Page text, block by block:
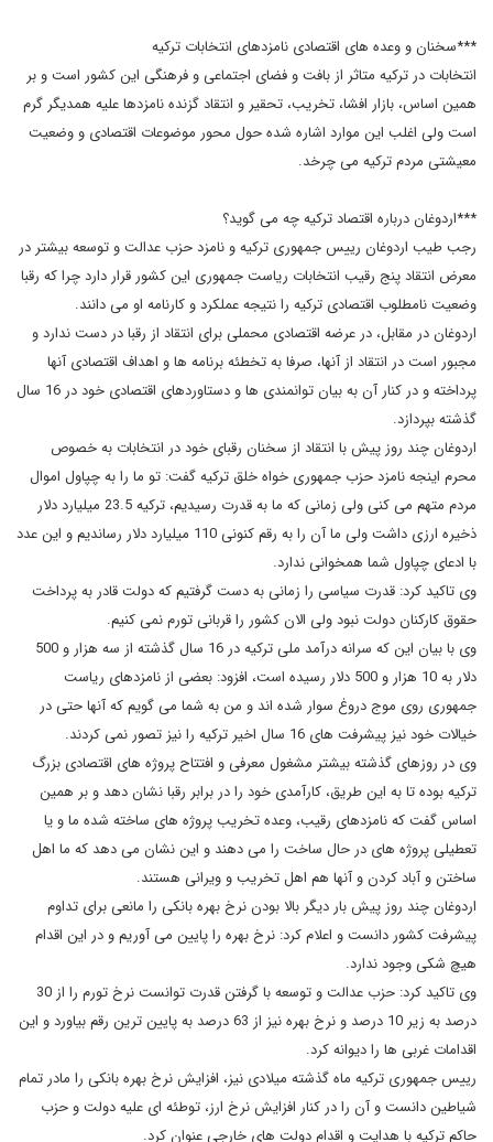
***سخنان و وعده های اقتصادی نامزدهای انتخابات ترکیه
انتخابات در ترکیه متاثر از بافت و فضای اجتماعی و فرهنگی این کشور است و بر
همین اساس، بازار افشا، تخریب، تحقیر و انتقاد گزنده نامزدها علیه همدیگر گرم
است ولی اغلب این موارد اشاره شده حول محور موضوعات اقتصادی و وضعیت
معیشتی مردم ترکیه می چرخد.
***اردوغان درباره اقتصاد ترکیه چه می گوید؟
رجب طیب اردوغان رییس جمهوری ترکیه و نامزد حزب عدالت و توسعه بیشتر در
معرض انتقاد پنج رقیب انتخابات ریاست جمهوری این کشور قرار دارد چرا که رقبا
وضعیت نامطلوب اقتصادی ترکیه را نتیجه عملکرد و کارنامه او می دانند.
اردوغان در مقابل، در عرضه اقتصادی محملی برای انتقاد از رقبا در دست ندارد و
مجبور است در انتقاد از آنها، صرفا به تخطئه برنامه ها و اهداف اقتصادی آنها
پرداخته و در کنار آن به بیان توانمندی ها و دستاوردهای اقتصادی خود در 16 سال
گذشته بپردازد.
اردوغان چند روز پیش با انتقاد از سخنان رقبای خود در انتخابات به خصوص
محرم اینجه نامزد حزب جمهوری خواه خلق ترکیه گفت: تو ما را به چپاول اموال
مردم متهم می کنی ولی زمانی که ما به قدرت رسیدیم، ترکیه 23.5 میلیارد دلار
ذخیره ارزی داشت ولی ما آن را به رقم کنونی 110 میلیارد دلار رساندیم و این عدد
با ادعای چپاول شما همخوانی ندارد.
وی تاکید کرد: قدرت سیاسی را زمانی به دست گرفتیم که دولت قادر به پرداخت
حقوق کارکنان دولت نبود ولی الان کشور را قربانی تورم نمی کنیم.
وی با بیان این که سرانه درآمد ملی ترکیه در 16 سال گذشته از سه هزار و 500
دلار به 10 هزار و 500 دلار رسیده است، افزود: بعضی از نامزدهای ریاست
جمهوری روی موج دروغ سوار شده اند و من به شما می گویم که آنها حتی در
خیالات خود نیز پیشرفت های 16 سال اخیر ترکیه را نیز تصور نمی کردند.
وی در روزهای گذشته بیشتر مشغول معرفی و افتتاح پروژه های اقتصادی بزرگ
ترکیه بوده تا به این طریق، کارآمدی خود را در برابر رقبا نشان دهد و بر همین
اساس گفت که نامزدهای رقیب، وعده تخریب پروژه های ساخته شده ما و یا
تعطیلی پروژه های در حال ساخت را می دهند و این نشان می دهد که ما اهل
ساختن و آباد کردن و آنها هم اهل تخریب و ویرانی هستند.
اردوغان چند روز پیش بار دیگر بالا بودن نرخ بهره بانکی را مانعی برای تداوم
پیشرفت کشور دانست و اعلام کرد: نرخ بهره را پایین می آوریم و در این اقدام
هیچ شکی وجود ندارد.
وی تاکید کرد: حزب عدالت و توسعه با گرفتن قدرت توانست نرخ تورم را از 30
درصد به زیر 10 درصد و نرخ بهره نیز از 63 درصد به پایین ترین رقم بیاورد و این
اقدامات غربی ها را دیوانه کرد.
رییس جمهوری ترکیه ماه گذشته میلادی نیز، افزایش نرخ بهره بانکی را مادر تمام
شیاطین دانست و آن را در کنار افزایش نرخ ارز، توطئه ای علیه دولت و حزب
حاکم ترکیه با هدایت و اقدام دولت های خارجی عنوان کرد.